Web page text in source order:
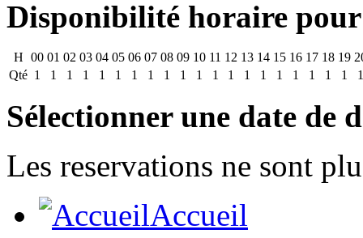
Disponibilité horaire
H 00 01 02 03 04 05 06 07 08 09 10 11 12 13 14 15 16 17 18 19
Qté 1 1 1 1 1 1 1 1 1 1 1 1 1 1 1 1 1 1 1 1 1
Sélectionner une date de
Les reservations ne sont
Accueil